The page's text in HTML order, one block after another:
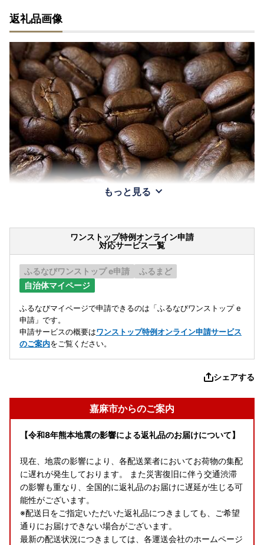
返礼品画像
もっと見る
ワンストップ特例オンライン申請
対応サービス一覧
ふるなびワンストップ e申請
ふるまど
自治体マイページ
ふるなびマイページで申請できるのは「ふるなびワンストップ e
申請」です。
申請サービスの概要はワンストップ特例オンライン申請サービス
のご案内をご覧ください。
シェアする
嘉麻市からのご案内
【令和8年熊本地震の影響による返礼品のお届けについて】
現在、地震の影響により、各配送業者においてお荷物の集配
に遅れが発生しております。 また災害復旧に伴う交通渋滞
の影響も重なり、全国的に返礼品のお届けに遅延が生じる可
能性がございます。
※配送日をご指定いただいた返礼品につきましても、ご希望
通りにお届けできない場合がございます。
最新の配送状況につきましては、各運送会社のホームページ